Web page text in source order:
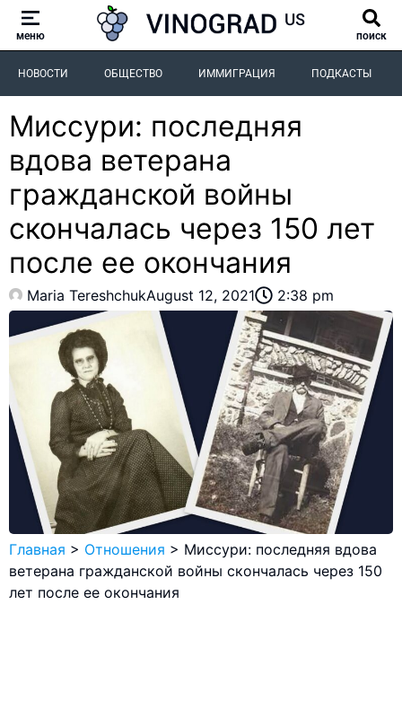
меню поиск
НОВОСТИ ОБЩЕСТВО ИММИГРАЦИЯ ПОДКАСТЫ
Миссури: последняя
вдова ветерана
гражданской войны
скончалась через 150 лет
после ее окончания
Maria TereshchukAugust 12, 2021 2:38 pm
Главная > Отношения > Миссури: последняя вдова
ветерана гражданской войны скончалась через 150
лет после ее окончания